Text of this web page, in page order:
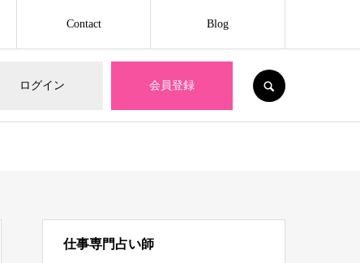
ログイン 会員登録
Contact Blog
仕事専門占い師